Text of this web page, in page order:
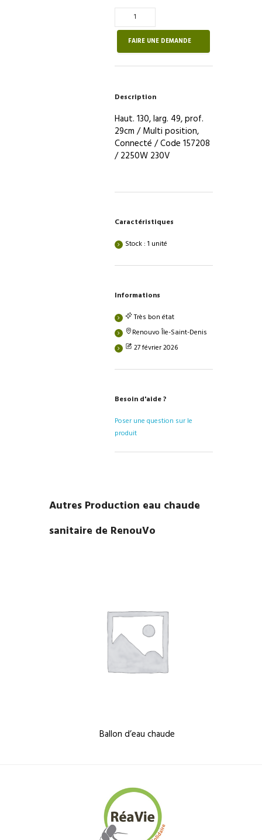
Quantité
de
Chauffe
eau
Lineo
80L
FAIRE UNE DEMANDE
Description
Haut. 130, larg. 49, prof.
29cm / Multi position,
Connecté / Code 157208
/ 2250W 230V
Caractéristiques
Stock : 1 unité
Informations
Très bon état
Renouvo Île-Saint-Denis
27 février 2026
Besoin d'aide ?
Poser une question sur le
produit
Autres Production eau chaude
sanitaire de RenouVo
Ballon d’eau chaude